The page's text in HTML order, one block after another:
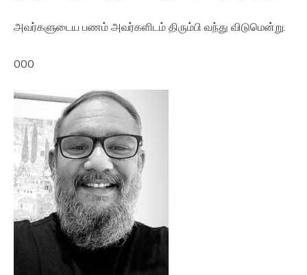
அவர்களுடைய பணம் அவர்களிடம் திரும்பி வந்து விடுமென்று.
000